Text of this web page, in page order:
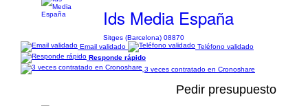
Ids Media España
Sitges (Barcelona) 08870
Email validado
Teléfono validado
Responde rápido
3 veces contratado en Cronoshare
Pedir presupuesto